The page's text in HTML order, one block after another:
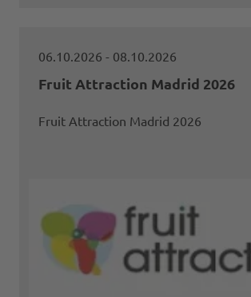
06.10.2026 - 08.10.2026
Fruit Attraction Madrid 2026
Fruit Attraction Madrid 2026